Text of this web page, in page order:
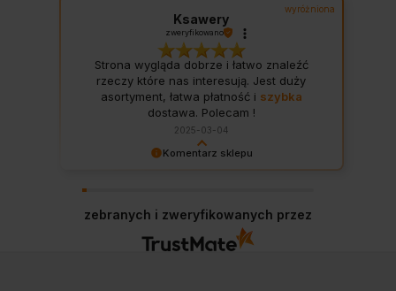
Komentarz sklepu
wkrótce znów u nas zagościsz!
wyróżniona
Ksawery
zweryfikowano
Strona wygląda dobrze i łatwo znaleźć
rzeczy które nas interesują. Jest duży
asortyment, łatwa płatność i szybka
dostawa. Polecam !
2025-03-04
zebranych i zweryfikowanych przez